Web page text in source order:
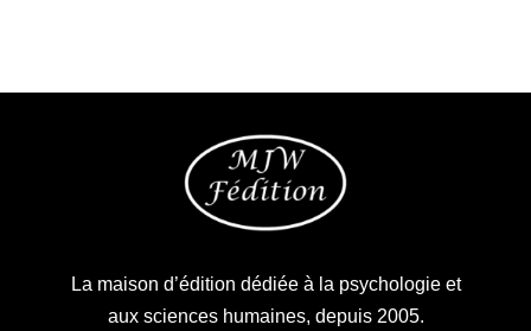
La maison d’édition dédiée à la psychologie et
aux sciences humaines, depuis 2005.